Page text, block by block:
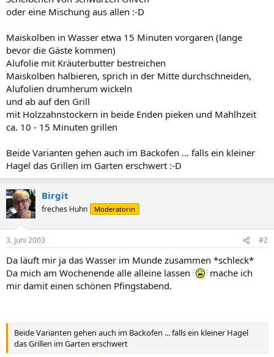
oder eine Mischung aus allen :-D
Maiskolben in Wasser etwa 15 Minuten vorgaren (lange
bevor die Gäste kommen)
Alufolie mit Kräuterbutter bestreichen
Maiskolben halbieren, sprich in der Mitte durchschneiden,
Alufolien drumherum wickeln
und ab auf den Grill
mit Holzzahnstockern in beide Enden pieken und Mahlhzeit
ca. 10 - 15 Minuten grillen
Beide Varianten gehen auch im Backofen ... falls ein kleiner
Hagel das Grillen im Garten erschwert :-D
Birgit
freches Huhn Moderatorin
3. Juni 2003 #2
Da läuft mir ja das Wasser im Munde zusammen *schleck*
Da mich am Wochenende alle alleine lassen
mache ich
mir damit einen schönen Pfingstabend.
Beide Varianten gehen auch im Backofen ... falls ein kleiner Hagel
das Grillen im Garten erschwert